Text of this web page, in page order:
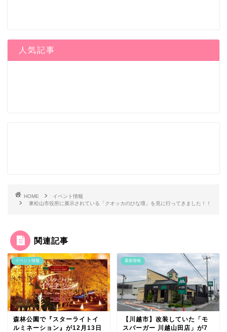
人気記事
HOME
イベント情報
東松山市役所に展示されている「クオッカのひな壇」を見に行ってきました！！
関連記事
イベント情報
森林公園で『スターライトイ
ルミネーション』が12月13日
最新情報
【川越市】改装していた「モ
スバーガー 川越山田店」が7